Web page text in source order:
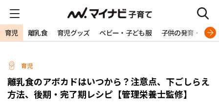
育児 離乳食 育児グッズ ベビー・子ども服 子供の発育・発達
育児
離乳食のアボカドはいつから？注意点、下ごしらえ
方法、後期・完了期レシピ【管理栄養士監修】